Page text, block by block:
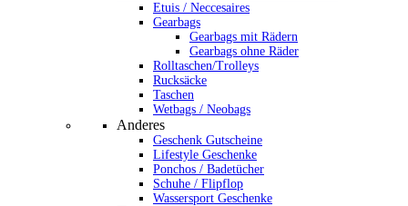
Etuis / Neccesaires
Gearbags
Gearbags mit Rädern
Gearbags ohne Räder
Rolltaschen/Trolleys
Rucksäcke
Taschen
Wetbags / Neobags
Anderes
Geschenk Gutscheine
Lifestyle Geschenke
Ponchos / Badetücher
Schuhe / Flipflop
Wassersport Geschenke